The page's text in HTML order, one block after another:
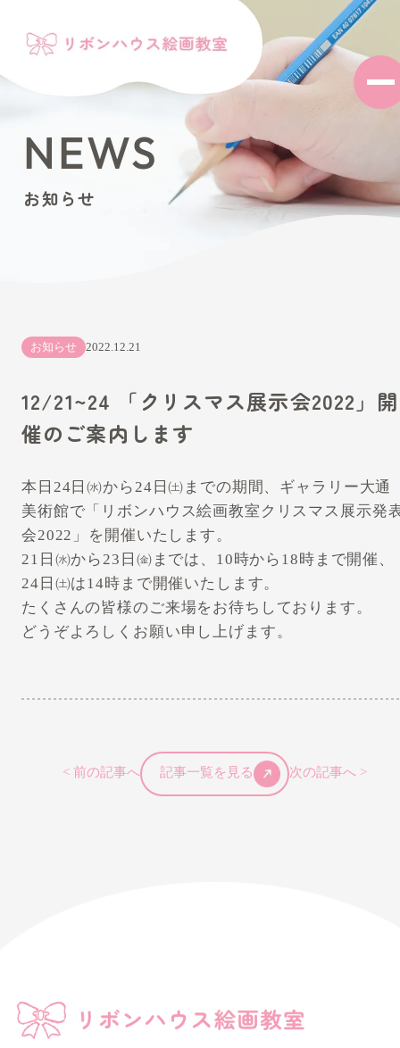
NEWS
お知らせ
お知らせ 2022.12.21
12/21~24 「クリスマス展示会2022」開
催のご案内します
本日24日㈬から24日㈯までの期間、ギャラリー大通
美術館で「リボンハウス絵画教室クリスマス展示発
会2022」を開催いたします。
21日㈬から23日㈮までは、10時から18時まで開催、
24日㈯は14時まで開催いたします。
たくさんの皆様のご来場をお待ちしております。
どうぞよろしくお願い申し上げます。
< 前の記事へ 記事一覧を見る 次の記事へ >